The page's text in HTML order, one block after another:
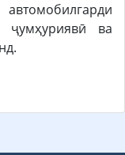
ҷумҳуриявӣ ва